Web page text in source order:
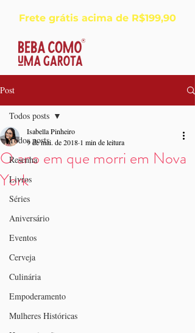
Frete grátis acima de R$199,90
Post
Todos posts
Resenha
Livros
Séries
Aniversário
Eventos
Cerveja
Culinária
Empoderamento
Mulheres Históricas
Todos posts
O ano em que morri em Nova
York
Isabella Pinheiro
9 de mai. de 2018 1 min de leitura